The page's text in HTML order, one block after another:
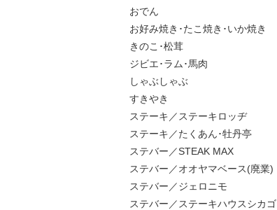
おでん
お好み焼き･たこ焼き･いか焼き
きのこ･松茸
ジビエ･ラム･馬肉
しゃぶしゃぶ
すきやき
ステーキ／ステーキロッヂ
ステーキ／たくあん･牡丹亭
ステバー／STEAK MAX
ステバー／オオヤマベース(廃業)
ステバー／ジェロニモ
ステバー／ステーキハウスシカゴ